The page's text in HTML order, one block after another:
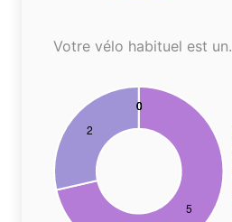
Votre vélo habituel est